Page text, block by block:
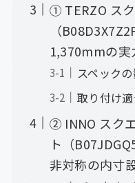
① TERZO ス
（
1,370mmの実
スペック
取り付け
② INNO スク
ト（
非対称の内寸